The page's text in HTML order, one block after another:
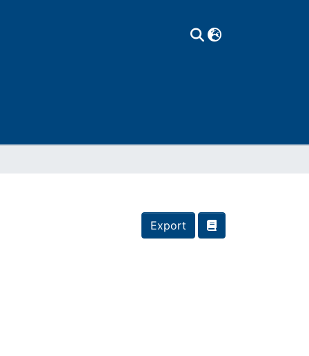
Export